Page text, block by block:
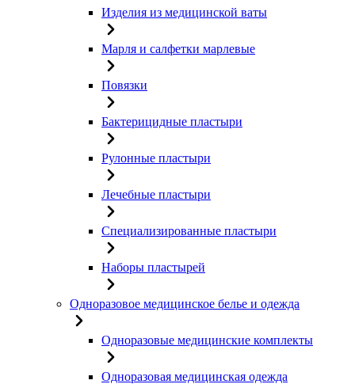
Изделия из медицинской ваты
Марля и салфетки марлевые
Повязки
Бактерицидные пластыри
Рулонные пластыри
Лечебные пластыри
Специализированные пластыри
Наборы пластырей
Одноразовое медицинское белье и одежда
Одноразовые медицинские комплекты
Одноразовая медицинская одежда